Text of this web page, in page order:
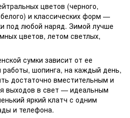
цветов (черного,
и классических форм —
под любой наряд. Зимой лучше
цветов, летом светлых,
сумки зависит от ее
шопинга, на каждый день,
достаточно вместительным и
выходов в свет — идеальным
яркий клатч с одним
и телефона.